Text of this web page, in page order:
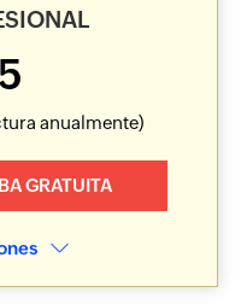
anualmente)
GRATUITA